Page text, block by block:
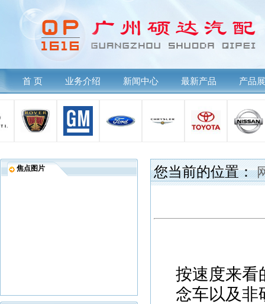
首 页 业务介绍 新闻中心 最新产品 产品
焦点图片 您当前的位置：
按速度来看
念车以及非